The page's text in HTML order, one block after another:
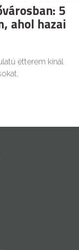
5
ahol hazai
étterem kínál